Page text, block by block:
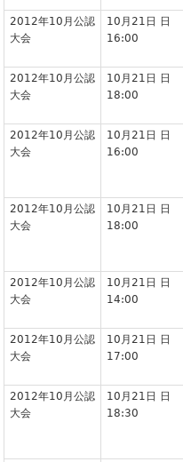
2012年10月公認
大会
10月21日 日
16:00
2012年10月公認
大会
10月21日 日
18:00
2012年10月公認
大会
10月21日 日
16:00
2012年10月公認
大会
10月21日 日
18:00
2012年10月公認
大会
10月21日 日
14:00
2012年10月公認
大会
10月21日 日
17:00
2012年10月公認
大会
10月21日 日
18:30